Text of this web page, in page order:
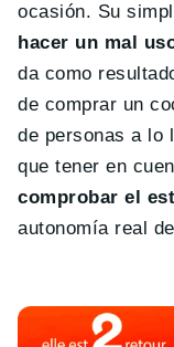
ocasión. Su
hacer un mal
da como
de comprar un
de personas a lo
que tener en
comprobar el
autonomía real